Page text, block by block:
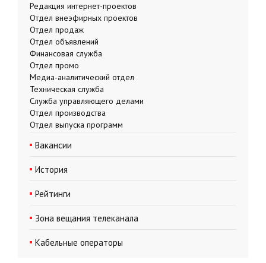
Редакция интернет-проектов
Отдел внеэфирных проектов
Отдел продаж
Отдел объявлений
Финансовая служба
Отдел промо
Медиа-аналитический отдел
Техническая служба
Служба управляющего делами
Отдел производства
Отдел выпуска программ
Вакансии
История
Рейтинги
Зона вещания телеканала
Кабельные операторы